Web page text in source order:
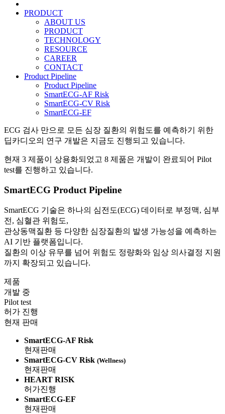
PRODUCT
ABOUT US
PRODUCT
TECHNOLOGY
RESOURCE
CAREER
CONTACT
Product Pipeline
Product Pipeline
SmartECG-AF Risk
SmartECG-CV Risk
SmartECG-EF
ECG 검사 만으로 모든 심장 질환의 위험도를 예측하기 위한
딥카디오의 연구 개발은 지금도 진행되고 있습니다.
현재 3 제품이 상용화되었고 8 제품은 개발이 완료되어 Pilot
test를 진행하고 있습니다.
SmartECG Product Pipeline
SmartECG 기술은 하나의 심전도(ECG) 데이터로 부정맥, 심부
전, 심혈관 위험도,
관상동맥질환 등 다양한 심장질환의 발생 가능성을 예측하는
AI 기반 플랫폼입니다.
질환의 이상 유무를 넘어 위험도 정량화와 임상 의사결정 지원
까지 확장되고 있습니다.
제품
개발 중
Pilot test
허가 진행
현재 판매
SmartECG-AF Risk
현재판매
SmartECG-CV Risk (Wellness)
현재판매
HEART RISK
허가진행
SmartECG-EF
현재판매